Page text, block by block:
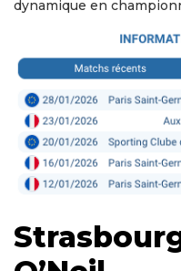
dynamique en